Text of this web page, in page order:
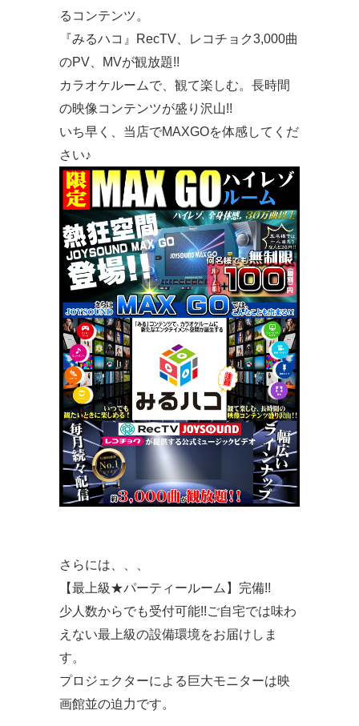
るコンテンツ。
『みるハコ』RecTV、レコチョク3,000曲
のPV、MVが観放題!!
カラオケルームで、観て楽しむ。長時間
の映像コンテンツが盛り沢山!!
いち早く、当店でMAXGOを体感してくだ
さい♪
さらには、、、
【最上級★パーティールーム】完備!!
少人数からでも受付可能!!ご自宅では味わ
えない最上級の設備環境をお届けしま
す。
プロジェクターによる巨大モニターは映
画館並の迫力です。